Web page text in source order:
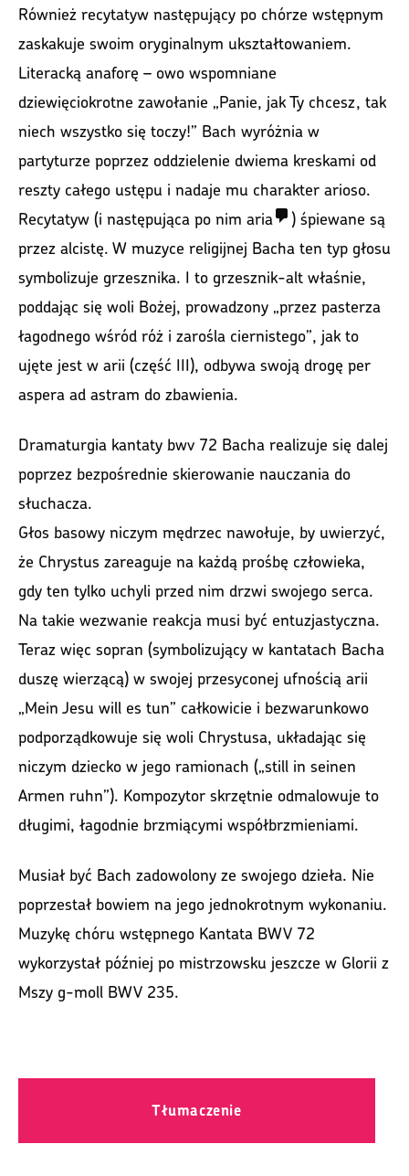
Również recytatyw następujący po chórze wstępnym
zaskakuje swoim oryginalnym ukształtowaniem.
Literacką anaforę – owo wspomniane
dziewięciokrotne zawołanie „Panie, jak Ty chcesz, tak
niech wszystko się toczy!” Bach wyróżnia w
partyturze poprzez oddzielenie dwiema kreskami od
reszty całego ustępu i nadaje mu charakter arioso.
Recytatyw (i następująca po nim aria
) śpiewane są
przez alcistę. W muzyce religijnej Bacha ten typ głosu
symbolizuje grzesznika. I to grzesznik-alt właśnie,
poddając się woli Bożej, prowadzony „przez pasterza
łagodnego wśród róż i zarośla ciernistego”, jak to
ujęte jest w arii (część III), odbywa swoją drogę per
aspera ad astram do zbawienia.
Dramaturgia kantaty bwv 72 Bacha realizuje się dalej
poprzez bezpośrednie skierowanie nauczania do
słuchacza.
Głos basowy niczym mędrzec nawołuje, by uwierzyć,
że Chrystus zareaguje na każdą prośbę człowieka,
gdy ten tylko uchyli przed nim drzwi swojego serca.
Na takie wezwanie reakcja musi być entuzjastyczna.
Teraz więc sopran (symbolizujący w kantatach Bacha
duszę wierzącą) w swojej przesyconej ufnością arii
„Mein Jesu will es tun” całkowicie i bezwarunkowo
podporządkowuje się woli Chrystusa, układając się
niczym dziecko w jego ramionach („still in seinen
Armen ruhn”). Kompozytor skrzętnie odmalowuje to
długimi, łagodnie brzmiącymi współbrzmieniami.
Musiał być Bach zadowolony ze swojego dzieła. Nie
poprzestał bowiem na jego jednokrotnym wykonaniu.
Muzykę chóru wstępnego Kantata BWV 72
wykorzystał później po mistrzowsku jeszcze w Glorii z
Mszy g-moll BWV 235.
Tłumaczenie